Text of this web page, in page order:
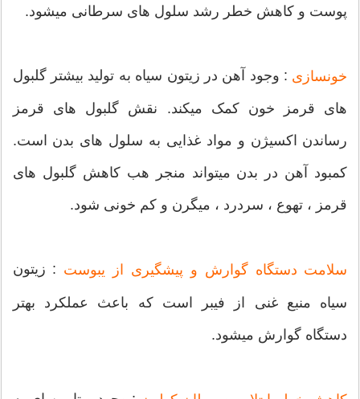
پوست و کاهش خطر رشد سلول های سرطانی میشود.
خونسازی : وجود آهن در زیتون سیاه به تولید بیشتر گلبول
های قرمز خون کمک میکند. نقش گلبول های قرمز
رساندن اکسیژن و مواد غذایی به سلول های بدن است.
کمبود آهن در بدن میتواند منجر هب کاهش گلبول های
قرمز ، تهوع ، سردرد ، میگرن و کم خونی شود.
سلامت دستگاه گوارش و پیشگیری از یبوست : زیتون
سیاه منبع غنی از فیبر است که باعث عملکرد بهتر
دستگاه گوارش میشود.